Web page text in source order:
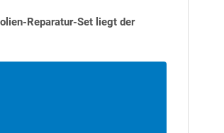
Reparatur-Set liegt der